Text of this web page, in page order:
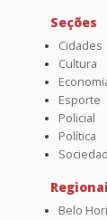
Seções
Cidades
Cultura
Esporte
Policial
Política
Belo